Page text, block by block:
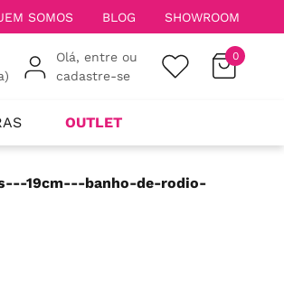
SOMOS BLOG SHOWROOM
Olá, entre ou
cadastre-se
0
OUTLET
19cm---banho-de-rodio-